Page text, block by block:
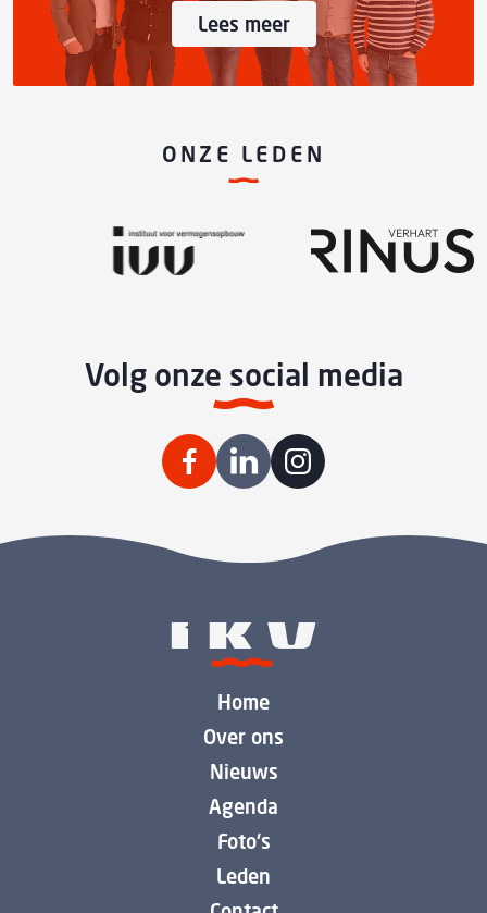
Lees meer
ONZE LEDEN
Volg onze social media
Home
Over ons
Nieuws
Agenda
Foto's
Leden